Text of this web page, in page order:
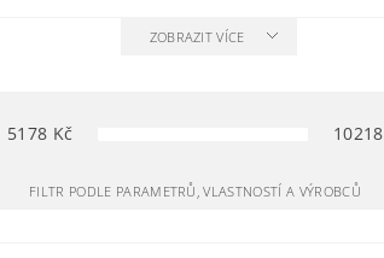
ZOBRAZIT VÍCE
5178 Kč 10218
FILTR PODLE PARAMETRŮ, VLASTNOSTÍ A VÝROBCŮ